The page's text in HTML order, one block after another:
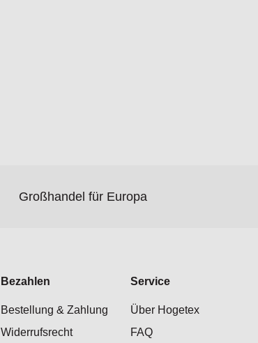
Großhandel für Europa
Bezahlen
Bestellung & Zahlung
Widerrufsrecht
Service
Über Hogetex
FAQ